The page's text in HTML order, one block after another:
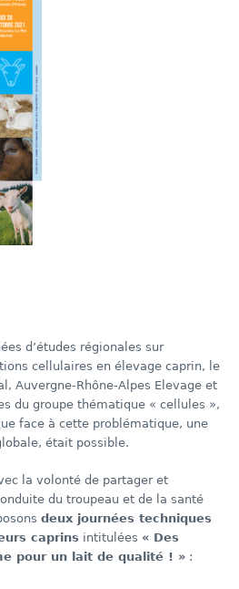
d’études régionales sur
cellulaires en élevage caprin, le
Auvergne-Rhône-Alpes Elevage et
du groupe thématique « cellules »,
face à cette problématique, une
était possible.
la volonté de partager et
du troupeau et de la santé
deux journées techniques
caprins intitulées « Des
pour un lait de qualité ! » :